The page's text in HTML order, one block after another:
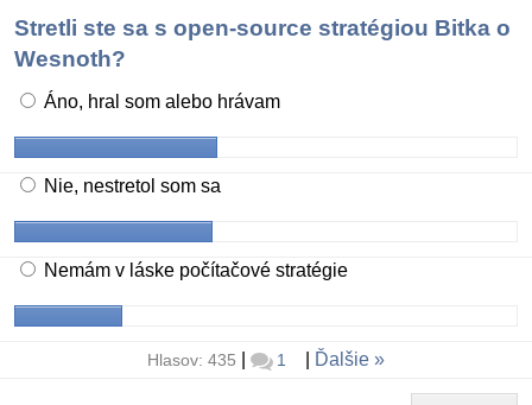
Stretli ste sa s open-source stratégiou Bitka o
Wesnoth?
Áno, hral som alebo hrávam
Nie, nestretol som sa
Nemám v láske počítačové stratégie
Hlasov: 435 1 Ďalšie